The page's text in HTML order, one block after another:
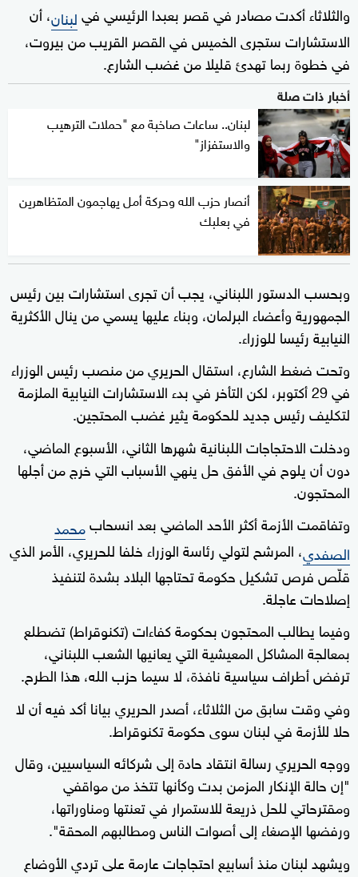
والثلاثاء أكدت مصادر في قصر بعبدا الرئيسي فيلبنان، أن
الاستشارات ستجرى الخميس في القصر القريب من بيروت،
في خطوة ربما تهدئ قليلا من غضب الشارع.
أخبار ذات صلة
لبنان.. ساعات صاخبة مع "حملات الترهيب
والاستفزاز"
أنصار حزب الله وحركة أمل يهاجمون المتظاهرين
في بعلبك
وبحسب الدستور اللبناني، يجب أن تجرى استشارات بين رئيس
الجمهورية وأعضاء البرلمان، وبناء عليها يسمي من ينال الأكثرية
النيابية رئيسا للوزراء.
وتحت ضغط الشارع، استقال الحريري من منصب رئيس الوزراء
في 29 أكتوبر، لكن التأخر في بدء الاستشارات النيابية الملزمة
لتكليف رئيس جديد للحكومة يثير غضب المحتجين.
ودخلت الاحتجاجات اللبنانية شهرها الثاني، الأسبوع الماضي،
دون أن يلوح في الأفق حل ينهي الأسباب التي خرج من أجلها
المحتجون.
وتفاقمت الأزمة أكثر الأحد الماضي بعد انسحابمحمد
الصفدي، المرشح لتولي رئاسة الوزراء خلفا للحريري، الأمر الذي
قلّص فرص تشكيل حكومة تحتاجها البلاد بشدة لتنفيذ
إصلاحات عاجلة.
وفيما يطالب المحتجون بحكومة كفاءات (تكنوقراط) تضطلع
بمعالجة المشاكل المعيشية التي يعانيها الشعب اللبناني،
ترفض أطراف سياسية نافذة، لا سيما حزب الله، هذا الطرح.
وفي وقت سابق من الثلاثاء، أصدر الحريري بيانا أكد فيه أن لا
حلا للأزمة في لبنان سوى حكومة تكنوقراط.
ووجه الحريري رسالة انتقاد حادة إلى شركائه السياسيين، وقال
"إن حالة الإنكار المزمن بدت وكأنها تتخذ من مواقفي
ومقترحاتي للحل ذريعة للاستمرار في تعنتها ومناوراتها،
ورفضها الإصغاء إلى أصوات الناس ومطالبهم المحقة".
ويشهد لبنان منذ أسابيع احتجاجات عارمة على تردي الأوضاع